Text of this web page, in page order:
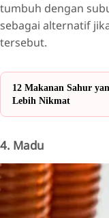
tumbuh dengan
sebagai alternatif
tersebut.
12 Makanan Sahur
Lebih Nikmat
4. Madu